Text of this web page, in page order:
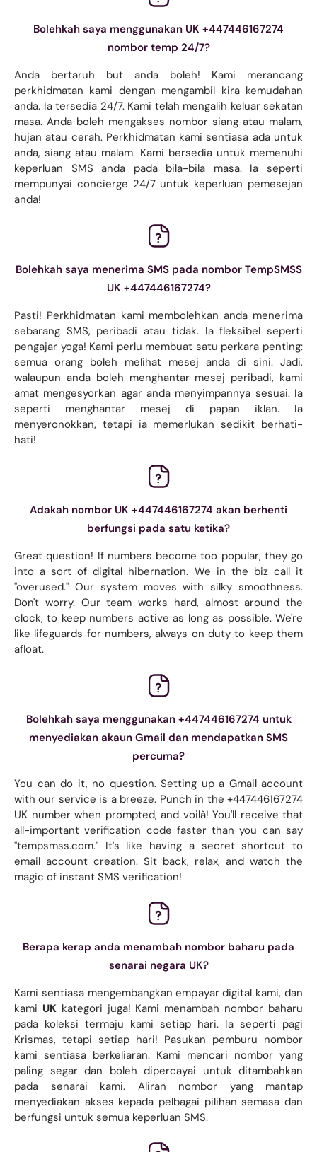
Bolehkah saya menggunakan UK +447446167274
nombor temp 24/7?
Anda bertaruh but anda boleh! Kami merancang
perkhidmatan kami dengan mengambil kira kemudahan
anda. Ia tersedia 24/7. Kami telah mengalih keluar sekatan
masa. Anda boleh mengakses nombor siang atau malam,
hujan atau cerah. Perkhidmatan kami sentiasa ada untuk
anda, siang atau malam. Kami bersedia untuk memenuhi
keperluan SMS anda pada bila-bila masa. Ia seperti
mempunyai concierge 24/7 untuk keperluan pemesejan
anda!
Bolehkah saya menerima SMS pada nombor TempSMSS
UK +447446167274?
Pasti! Perkhidmatan kami membolehkan anda menerima
sebarang SMS, peribadi atau tidak. Ia fleksibel seperti
pengajar yoga! Kami perlu membuat satu perkara penting:
semua orang boleh melihat mesej anda di sini. Jadi,
walaupun anda boleh menghantar mesej peribadi, kami
amat mengesyorkan agar anda menyimpannya sesuai. Ia
seperti menghantar mesej di papan iklan. Ia
menyeronokkan, tetapi ia memerlukan sedikit berhati-
hati!
Adakah nombor UK +447446167274 akan berhenti
berfungsi pada satu ketika?
Great question! If numbers become too popular, they go
into a sort of digital hibernation. We in the biz call it
"overused." Our system moves with silky smoothness.
Don't worry. Our team works hard, almost around the
clock, to keep numbers active as long as possible. We're
like lifeguards for numbers, always on duty to keep them
afloat.
Bolehkah saya menggunakan +447446167274 untuk
menyediakan akaun Gmail dan mendapatkan SMS
percuma?
You can do it, no question. Setting up a Gmail account
with our service is a breeze. Punch in the +447446167274
UK number when prompted, and voilà! You'll receive that
all-important verification code faster than you can say
"tempsmss.com." It's like having a secret shortcut to
email account creation. Sit back, relax, and watch the
magic of instant SMS verification!
Berapa kerap anda menambah nombor baharu pada
senarai negara UK?
Kami sentiasa mengembangkan empayar digital kami, dan
kami UKkategori juga! Kami menambah nombor baharu
pada koleksi termaju kami setiap hari. Ia seperti pagi
Krismas, tetapi setiap hari! Pasukan pemburu nombor
kami sentiasa berkeliaran. Kami mencari nombor yang
paling segar dan boleh dipercayai untuk ditambahkan
pada senarai kami. Aliran nombor yang mantap
menyediakan akses kepada pelbagai pilihan semasa dan
berfungsi untuk semua keperluan SMS.